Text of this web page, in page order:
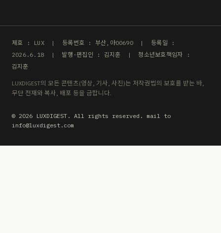
제호 : LUX | 등록번호 : 부산,아00690 | 등록일 :
2026.6.18 | 발행·편집인 : 김지훈 | 청소년보호책임자 :
김지훈
LUXDIGEST의 모든 콘텐츠(영상, 기사, 사진)는 저작권법의 보호를 받는 바,
무단 전재와 복사, 배포 등을 금합니다.
© 2026 LUXDIGEST. All rights reserved. mail to
info@luxdigest.com